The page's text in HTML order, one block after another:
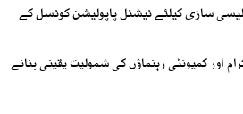
سازی کیلئے نیشنل پاپولیشن کونسل کے
اور کمیونٹی رہنماؤں کی شمولیت یقینی بنانے